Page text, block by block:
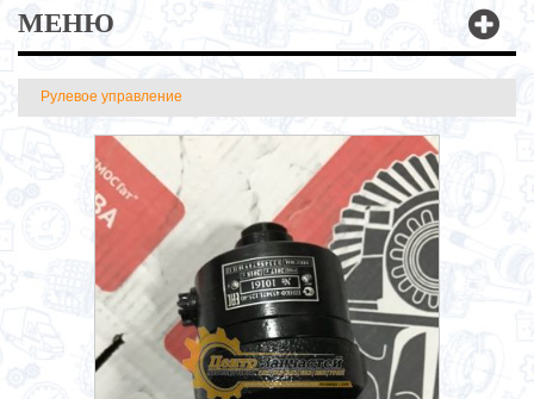
МЕНЮ
Рулевое управление